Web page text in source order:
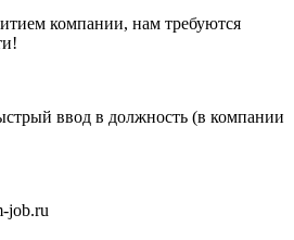
компании, нам требуются
ввод в должность (в компании
job.ru